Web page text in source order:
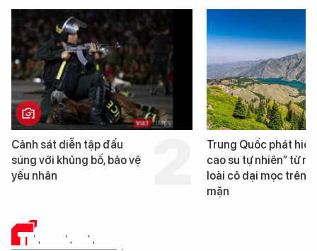
Cảnh sát diễn tập đấu
súng với khủng bố, bảo vệ
yếu nhân
Trung Quốc phát hiện
cao su tự nhiên” từ
loài cỏ dại mọc trên
mặn
TIN CÔNG NGHỆ